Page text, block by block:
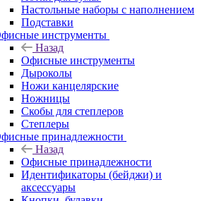
Настольные наборы с наполнением
Подставки
инструменты
Назад
Офисные инструменты
Дыроколы
Ножи канцелярские
Ножницы
Скобы для степлеров
Степлеры
принадлежности
Назад
Офисные принадлежности
Идентификаторы (бейджи) и
аксессуары